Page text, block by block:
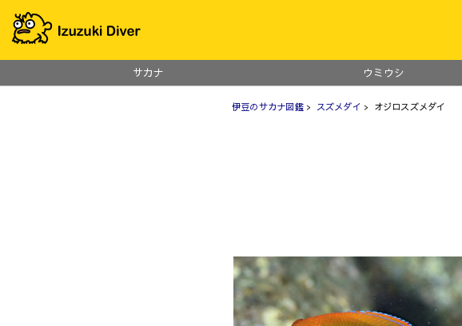
サカナ ウミウシ
伊豆のサカナ図鑑> スズメダイ > オジロスズメダイ